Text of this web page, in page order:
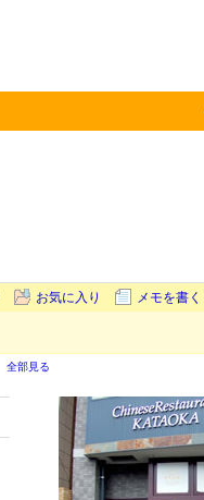
お気に入り メモを書く
全部見る